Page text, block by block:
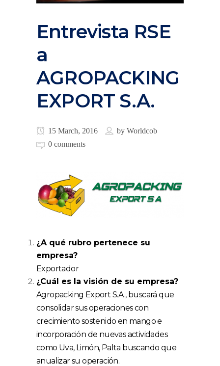
Entrevista RSE
a
AGROPACKING
EXPORT S.A.
15 March, 2016 by Worldcob
0 comments
¿A qué rubro pertenece su
empresa?
Exportador
¿Cuál es la visión de su empresa?
Agropacking Export S.A., buscará que
consolidar sus operaciones con
crecimiento sostenido en mango e
incorporación de nuevas actividades
como Uva, Limón, Palta buscando que
anualizar su operación.